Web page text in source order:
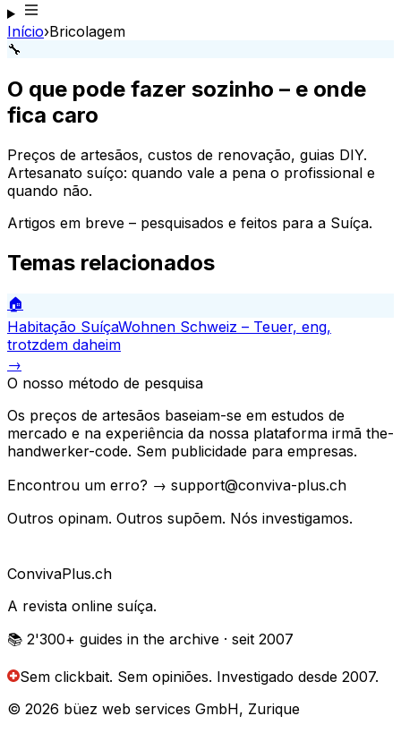
Início›Bricolagem
🔧
O que pode fazer sozinho – e onde
fica caro
Preços de artesãos, custos de renovação, guias DIY.
Artesanato suíço: quando vale a pena o profissional e
quando não.
Artigos em breve – pesquisados e feitos para a Suíça.
Temas relacionados
🏠
Habitação SuíçaWohnen Schweiz – Teuer, eng,
trotzdem daheim
→
O nosso método de pesquisa
Os preços de artesãos baseiam-se em estudos de
mercado e na experiência da nossa plataforma irmã the-
handwerker-code. Sem publicidade para empresas.
Encontrou um erro? → support@conviva-plus.ch
Outros opinam. Outros supõem. Nós investigamos.
ConvivaPlus.ch
A revista online suíça.
📚 2'300+ guides in the archive · seit 2007
Sem clickbait. Sem opiniões. Investigado desde 2007.
© 2026 büez web services GmbH, Zurique